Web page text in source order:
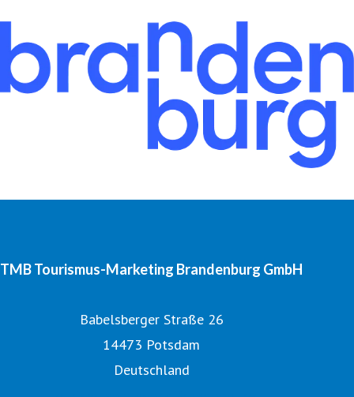
TMB Tourismus-Marketing Brandenburg GmbH
Babelsberger Straße 26
14473 Potsdam
Deutschland